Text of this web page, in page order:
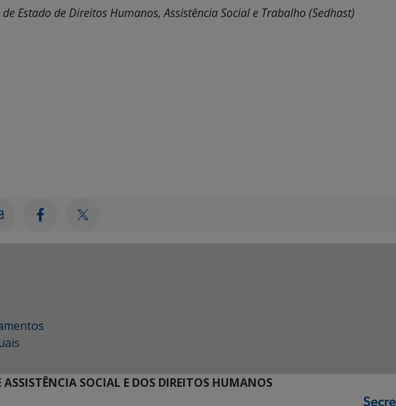
Estado de Direitos Humanos, Assistência Social e Trabalho (Sedhast)
ASSISTÊNCIA SOCIAL E DOS DIREITOS HUMANOS